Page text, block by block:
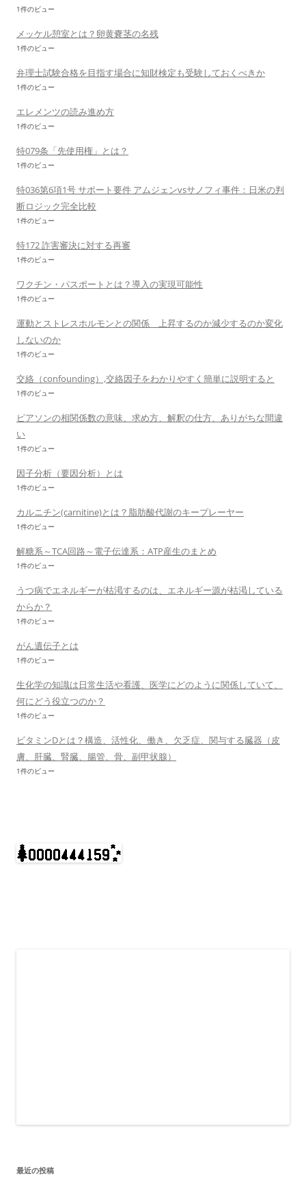
1件のビュー
メッケル憩室とは？卵黄嚢茎の名残
1件のビュー
弁理士試験合格を目指す場合に知財検定も受験しておくべきか
1件のビュー
エレメンツの読み進め方
1件のビュー
特079条「先使用権」とは？
1件のビュー
特036第6項1号 サポート要件 アムジェンvsサノフィ事件：日米の判
断ロジック完全比較
1件のビュー
特172 詐害審決に対する再審
1件のビュー
ワクチン・パスポートとは？導入の実現可能性
1件のビュー
運動とストレスホルモンとの関係 上昇するのか減少するのか変化
しないのか
1件のビュー
交絡（confounding）,交絡因子をわかりやすく簡単に説明すると
1件のビュー
ピアソンの相関係数の意味、求め方、解釈の仕方、ありがちな間違
い
1件のビュー
因子分析（要因分析）とは
1件のビュー
カルニチン(carnitine)とは？脂肪酸代謝のキープレーヤー
1件のビュー
解糖系～TCA回路～電子伝達系：ATP産生のまとめ
1件のビュー
うつ病でエネルギーが枯渇するのは、エネルギー源が枯渇している
からか？
1件のビュー
がん遺伝子とは
1件のビュー
生化学の知識は日常生活や看護、医学にどのように関係していて、
何にどう役立つのか？
1件のビュー
ビタミンDとは？構造、活性化、働き、欠乏症、関与する臓器（皮
膚、肝臓、腎臓、腸管、骨、副甲状腺）
1件のビュー
最近の投稿